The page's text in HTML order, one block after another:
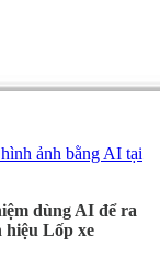
ảnh bằng AI tại
dùng AI để ra
hiệu Lốp xe